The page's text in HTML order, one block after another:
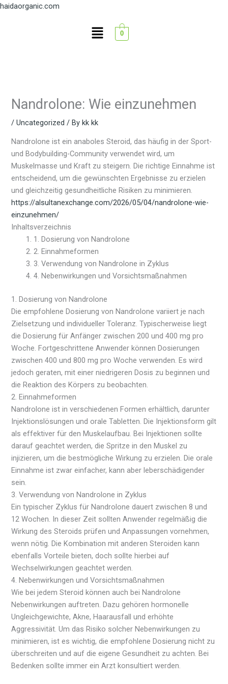
Skip
haidaorganic.com
Menu 0
Nandrolone: Wie einzunehmen
/Uncategorized / Bykk kk
Nandrolone ist ein anaboles Steroid, das häufig in der Sport-
und Bodybuilding-Community verwendet wird, um
Muskelmasse und Kraft zu steigern. Die richtige Einnahme ist
entscheidend, um die gewünschten Ergebnisse zu erzielen
und gleichzeitig gesundheitliche Risiken zu minimieren.
https://alsultanexchange.com/2026/05/04/nandrolone-wie-
einzunehmen/
Inhaltsverzeichnis
1. Dosierung von Nandrolone
2. Einnahmeformen
3. Verwendung von Nandrolone in Zyklus
4. Nebenwirkungen und Vorsichtsmaßnahmen
1. Dosierung von Nandrolone
Die empfohlene Dosierung von Nandrolone variiert je nach
Zielsetzung und individueller Toleranz. Typischerweise liegt
die Dosierung für Anfänger zwischen 200 und 400 mg pro
Woche. Fortgeschrittene Anwender können Dosierungen
zwischen 400 und 800 mg pro Woche verwenden. Es wird
jedoch geraten, mit einer niedrigeren Dosis zu beginnen und
die Reaktion des Körpers zu beobachten.
2. Einnahmeformen
Nandrolone ist in verschiedenen Formen erhältlich, darunter
Injektionslösungen und orale Tabletten. Die Injektionsform gilt
als effektiver für den Muskelaufbau. Bei Injektionen sollte
darauf geachtet werden, die Spritze in den Muskel zu
injizieren, um die bestmögliche Wirkung zu erzielen. Die orale
Einnahme ist zwar einfacher, kann aber leberschädigender
sein.
3. Verwendung von Nandrolone in Zyklus
Ein typischer Zyklus für Nandrolone dauert zwischen 8 und
12 Wochen. In dieser Zeit sollten Anwender regelmäßig die
Wirkung des Steroids prüfen und Anpassungen vornehmen,
wenn nötig. Die Kombination mit anderen Steroiden kann
ebenfalls Vorteile bieten, doch sollte hierbei auf
Wechselwirkungen geachtet werden.
4. Nebenwirkungen und Vorsichtsmaßnahmen
Wie bei jedem Steroid können auch bei Nandrolone
Nebenwirkungen auftreten. Dazu gehören hormonelle
Ungleichgewichte, Akne, Haarausfall und erhöhte
Aggressivität. Um das Risiko solcher Nebenwirkungen zu
minimieren, ist es wichtig, die empfohlene Dosierung nicht zu
überschreiten und auf die eigene Gesundheit zu achten. Bei
Bedenken sollte immer ein Arzt konsultiert werden.